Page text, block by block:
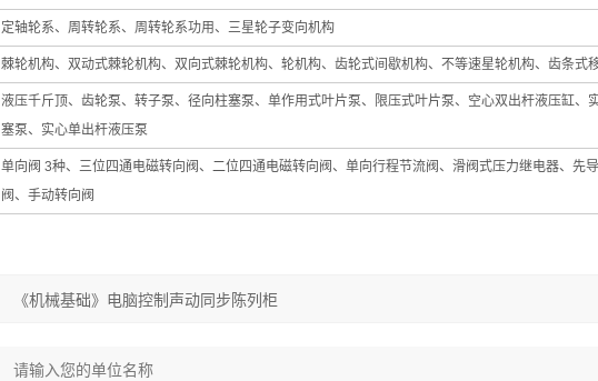
定轴轮系、周转轮系、周转轮系功用、三星轮子变向机构
棘轮机构、双动式棘轮机构、双向式棘轮机构、轮机构、齿轮式间歇机构、不等速星轮机构、齿条式
液压千斤顶、齿轮泵、转子泵、径向柱塞泵、单作用式叶片泵、限压式叶片泵、空心双出杆液压缸、
塞泵、实心单出杆液压泵
单向阀 3种、三位四通电磁转向阀、二位四通电磁转向阀、单向行程节流阀、滑阀式压力继电器、先
阀、手动转向阀